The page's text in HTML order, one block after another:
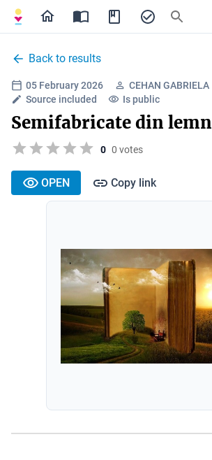
Back to results
05 February 2026
CEHAN GABRIELA
Source included
Is public
Semifabricate din lemn
0 0 votes
OPEN Copy link